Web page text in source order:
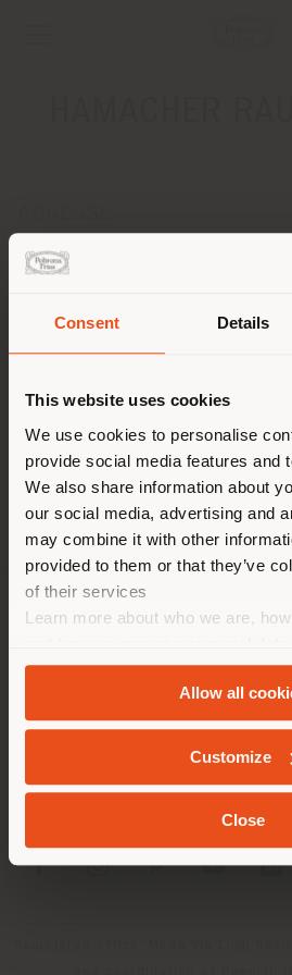
Consent Details
This website uses cookies
We use cookies to personalise
provide social media features and
We also share information about
our social media, advertising and
may combine it with other
provided to them or that they’ve
of their services
Learn more about who we are,
andCookie Policy.
Allow all
Customize
Close
HOCHSTRASSE 69
HEINSBERG 52525
KONTAKTE
Telefon +4924529891633
EINEN TERMIN ANFRAGEN
Sie browsen in
Land als Ihrem
empfehlen
zu orientieren,
tätigen zu
UNTERNEHMEN
PRODUKTLINIEN
INFO & DIENSTLEISTUNGEN